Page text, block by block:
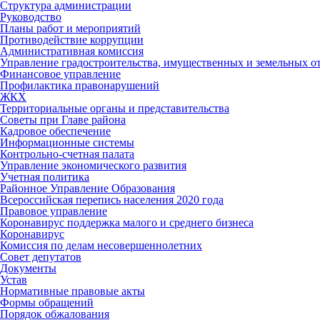
Структура администрации
Руководство
Планы работ и мероприятий
Противодействие коррупции
Административная комиссия
Управление градостроительства, имущественных и земельных
Финансовое управление
Профилактика правонарушений
ЖКХ
Территориальные органы и представительства
Советы при Главе района
Кадровое обеспечение
Информационные системы
Контрольно-счетная палата
Управление экономического развития
Учетная политика
Районное Управление Образования
Всероссийская перепись населения 2020 года
Правовое управление
Коронавирус поддержка малого и среднего бизнеса
Коронавирус
Комиссия по делам несовершеннолетних
Совет депутатов
Документы
Устав
Нормативные правовые акты
Формы обращений
Порядок обжалования